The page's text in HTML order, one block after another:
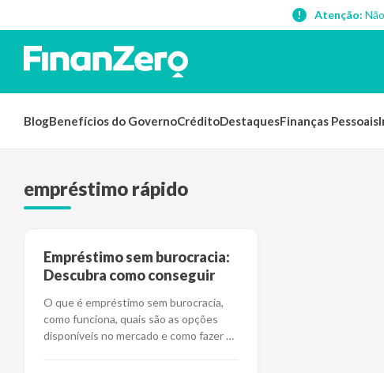
Atenção:
BlogBenefícios do GovernoCréditoDestaquesFinanças Pessoais
empréstimo rápido
Empréstimo sem burocracia:
Descubra como conseguir
O que é empréstimo sem burocracia,
como funciona, quais são as opções
disponíveis no mercado e como fazer o